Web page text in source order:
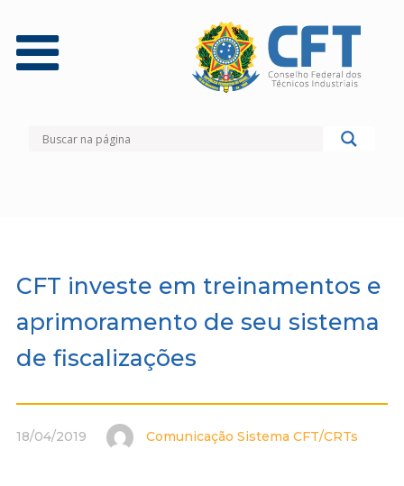
CFT investe em treinamentos e
aprimoramento de seu sistema
de fiscalizações
18/04/2019 Comunicação Sistema CFT/CRTs